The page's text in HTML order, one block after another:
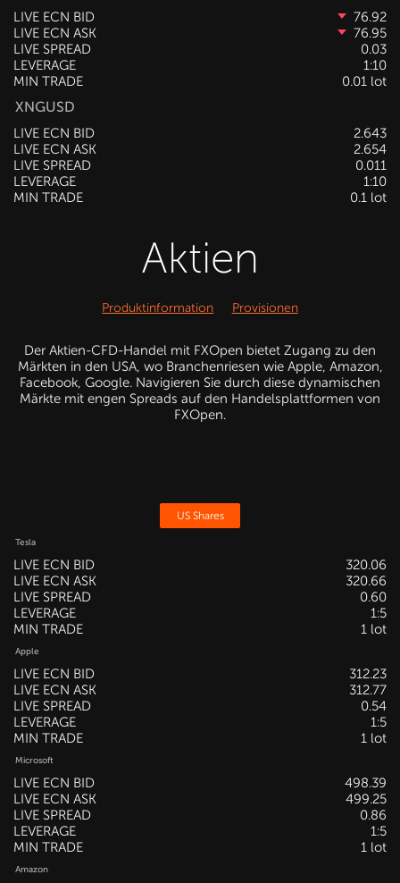
LIVE ECN BID
76.92
LIVE ECN ASK
76.95
LIVE SPREAD
0.03
LEVERAGE
1:10
MIN TRADE
0.01 lot
XNGUSD
LIVE ECN BID
2.643
LIVE ECN ASK
2.654
LIVE SPREAD
0.011
LEVERAGE
1:10
MIN TRADE
0.1 lot
Aktien
Produktinformation Provisionen
Der Aktien-CFD-Handel mit FXOpen bietet Zugang zu den
Märkten in den USA, wo Branchenriesen wie Apple, Amazon,
Facebook, Google. Navigieren Sie durch diese dynamischen
Märkte mit engen Spreads auf den Handelsplattformen von
FXOpen.
US Shares
Tesla
LIVE ECN BID
320.06
LIVE ECN ASK
320.66
LIVE SPREAD
0.60
LEVERAGE
1:5
MIN TRADE
1 lot
Apple
LIVE ECN BID
312.23
LIVE ECN ASK
312.77
LIVE SPREAD
0.54
LEVERAGE
1:5
MIN TRADE
1 lot
Microsoft
LIVE ECN BID
498.39
LIVE ECN ASK
499.25
LIVE SPREAD
0.86
LEVERAGE
1:5
MIN TRADE
1 lot
Amazon